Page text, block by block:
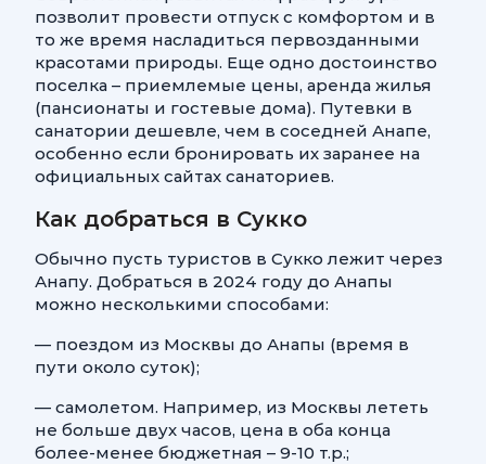
позволит провести отпуск с комфортом и в
то же время насладиться первозданными
красотами природы. Еще одно достоинство
поселка – приемлемые цены, аренда жилья
(пансионаты и гостевые дома). Путевки в
санатории дешевле, чем в соседней Анапе,
особенно если бронировать их заранее на
официальных сайтах санаториев.
Как добраться в Сукко
Обычно пусть туристов в Сукко лежит через
Анапу. Добраться в 2024 году до Анапы
можно несколькими способами:
— поездом из Москвы до Анапы (время в
пути около суток);
— самолетом. Например, из Москвы лететь
не больше двух часов, цена в оба конца
более-менее бюджетная – 9-10 т.р.;